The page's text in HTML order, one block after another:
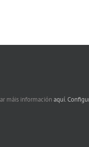
máis información aquí.